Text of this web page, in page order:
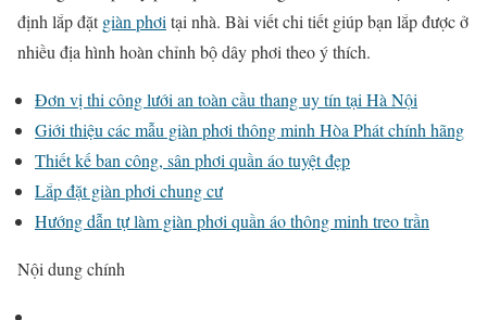
định lắp đặtgiàn phơi tại nhà. Bài viết chi tiết giúp bạn lắp được ở
nhiều địa hình hoàn chỉnh bộ dây phơi theo ý thích.
Đơn vị thi công lưới an toàn cầu thang uy tín tại Hà Nội
Giới thiệu các mẫu giàn phơi thông minh Hòa Phát chính hãng
Thiết kế ban công, sân phơi quần áo tuyệt đẹp
Lắp đặt giàn phơi chung cư
Hướng dẫn tự làm giàn phơi quần áo thông minh treo trần
Nội dung chính